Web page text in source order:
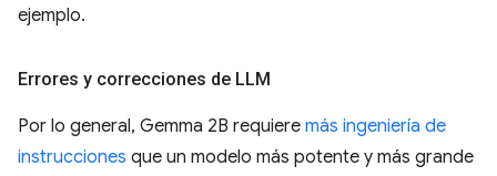
ejemplo.
Errores y correcciones de LLM
Por lo general, Gemma 2B requiere más ingeniería de
instrucciones que un modelo más potente y más grande